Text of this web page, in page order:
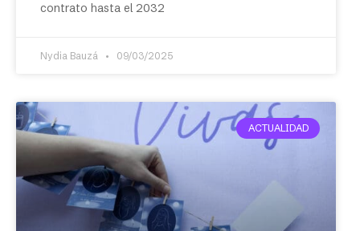
contrato hasta el 2032
Nydia Bauzá 09/03/2025
ACTUALIDAD